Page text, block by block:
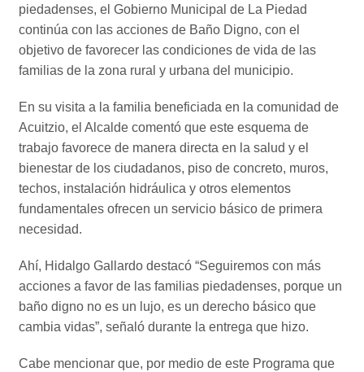
piedadenses, el Gobierno Municipal de La Piedad
continúa con las acciones de Baño Digno, con el
objetivo de favorecer las condiciones de vida de las
familias de la zona rural y urbana del municipio.
En su visita a la familia beneficiada en la comunidad de
Acuitzio, el Alcalde comentó que este esquema de
trabajo favorece de manera directa en la salud y el
bienestar de los ciudadanos, piso de concreto, muros,
techos, instalación hidráulica y otros elementos
fundamentales ofrecen un servicio básico de primera
necesidad.
Ahí, Hidalgo Gallardo destacó “Seguiremos con más
acciones a favor de las familias piedadenses, porque un
baño digno no es un lujo, es un derecho básico que
cambia vidas”, señaló durante la entrega que hizo.
Cabe mencionar que, por medio de este Programa que